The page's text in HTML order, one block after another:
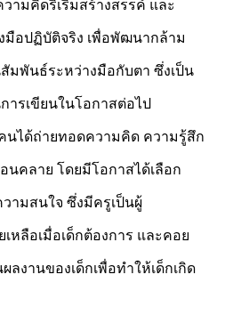
ามคิดริเริ่มสร้างสรรค์ และ
มือปฏิบัติจริง เพื่อพัฒนากล้าม
มพันธ์ระหว่างมือกับตา ซึ่งเป็น
ารเขียนในโอกาสต่อไป
นได้ถ่ายทอดความคิด ความรู้สึก
นคลาย โดยมีโอกาสได้เลือก
ามสนใจ ซึ่งมีครูเป็นผู้
หลือเมื่อเด็กต้องการ และคอย
ลงานของเด็กเพื่อทำให้เด็กเกิด